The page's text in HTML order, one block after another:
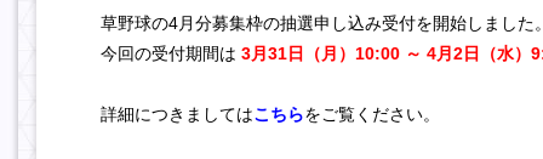
草野球の4月分募集枠の抽選申し込み受付を開始しました
今回の受付期間は 3月31日（月）10:00 ～ 4月2日（水）
詳細につきましてはこちらをご覧ください。